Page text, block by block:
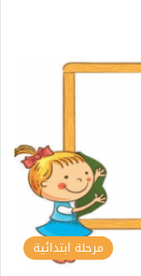
مرحلة ابتدائية